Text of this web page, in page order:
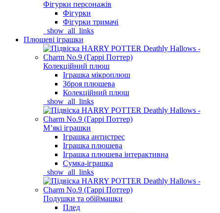
Фігурки персонажів
Фігурки
Фігурки тримачі
_show_all_links
Плюшеві іграшки
Колекційний плюш
Іграшка мікроплюш
Зброя плюшева
Колекційний плюш
_show_all_links
Мʼякі іграшки
Іграшка антистрес
Іграшка плюшева
Іграшка плюшева інтерактивна
Сумка-іграшка
_show_all_links
Подушки та обіймашки
Плед